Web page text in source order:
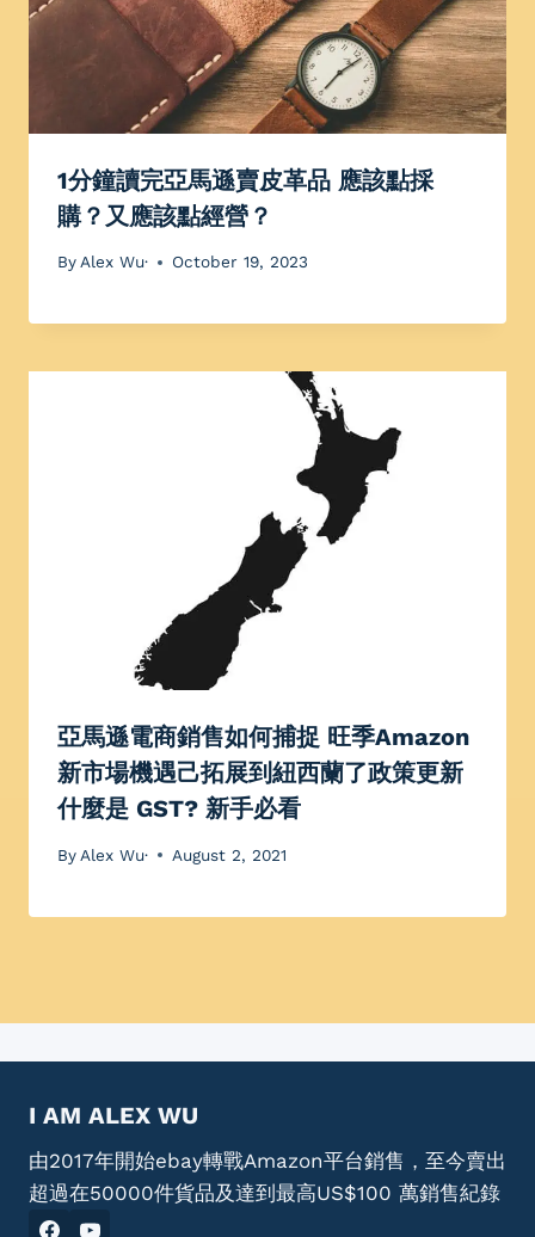
1分鐘讀完亞馬遜賣皮革品 應該點採
購？又應該點經營？
ByAlex Wu· October 19, 2023
亞馬遜電商銷售如何捕捉 旺季Amazon
新市場機遇己拓展到紐西蘭了政策更新
什麼是 GST? 新手必看
By Alex Wu· August 2, 2021
I AM ALEX WU
由2017年開始ebay轉戰Amazon平台銷售，至今賣出
超過在50000件貨品及達到最高US$100 萬銷售紀錄